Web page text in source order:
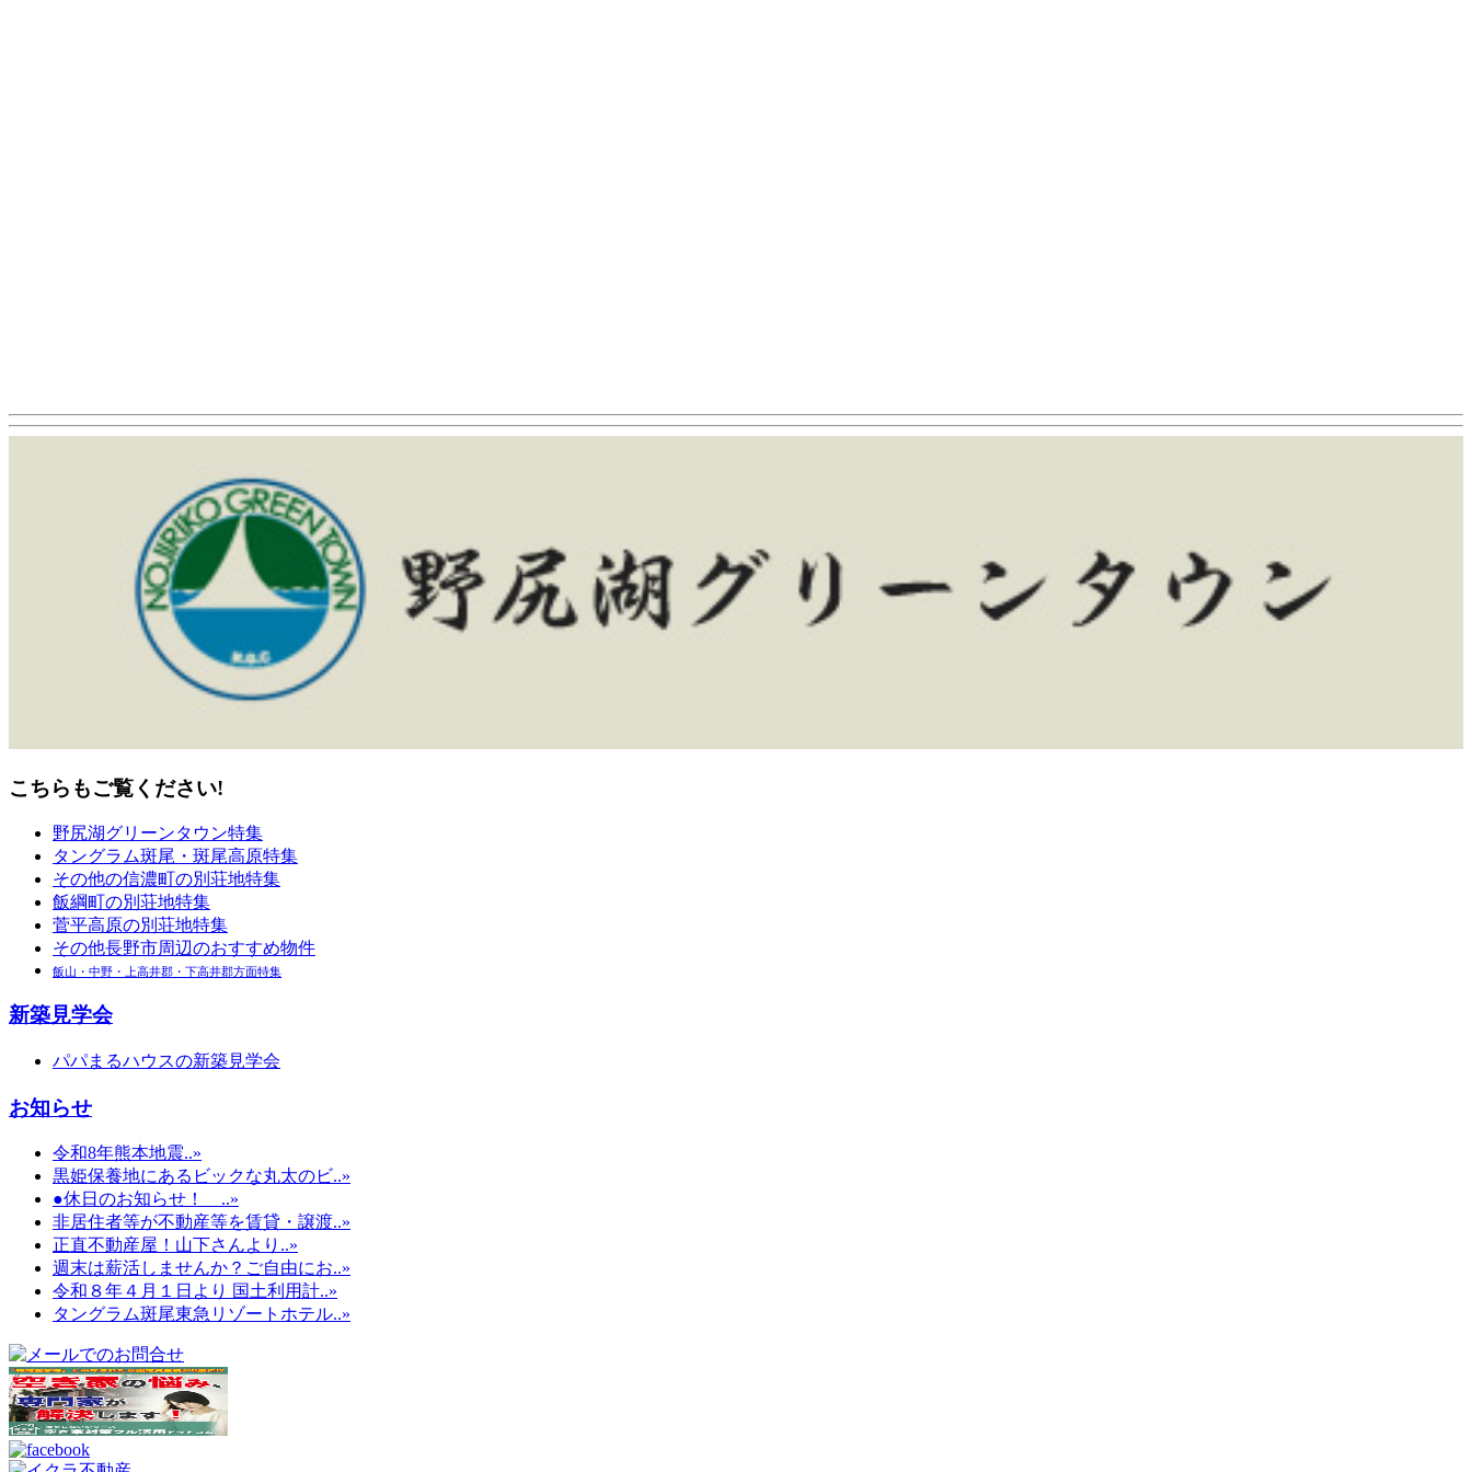
こちらもご覧ください!
野尻湖グリーンタウン特集
タングラム斑尾・斑尾高原特集
その他の信濃町の別荘地特集
飯綱町の別荘地特集
菅平高原の別荘地特集
その他長野市周辺のおすすめ物件
飯山・中野・上高井郡・下高井郡方面特集
新築見学会
パパまるハウスの新築見学会
お知らせ
令和8年熊本地震..»
黒姫保養地にあるビックな丸太のビ..»
●休日のお知らせ！ ..»
非居住者等が不動産等を賃貸・譲渡..»
正直不動産屋！山下さんより..»
週末は薪活しませんか？ご自由にお..»
令和８年４月１日より 国土利用計..»
タングラム斑尾東急リゾートホテル..»